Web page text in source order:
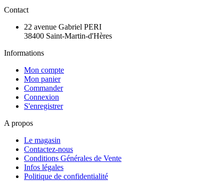
Contact
22 avenue Gabriel PERI
38400 Saint-Martin-d'Hères
Informations
Mon compte
Mon panier
Commander
Connexion
S'enregistrer
A propos
Le magasin
Contactez-nous
Conditions Générales de Vente
Infos légales
Politique de confidentialité